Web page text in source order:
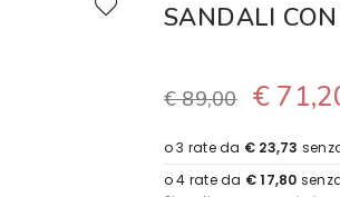
SANDALI
€ 89,00 €